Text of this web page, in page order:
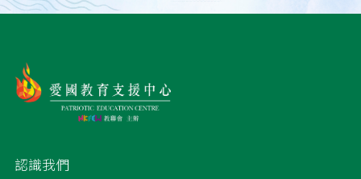
認識我們